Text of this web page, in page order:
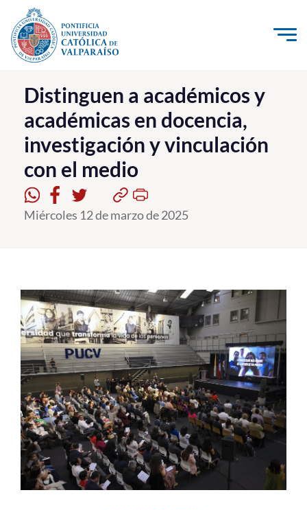
Click acá para ir directamente al contenido
La Universidad
Investigación, Creación e Innovación
PUCV Internacional
Vinculación con el Medio
Admisión
Formación Continua
Estudiantes
Académicos
Funcionarios
Alumni
English
Distinguen a académicos y
académicas en docencia,
investigación y vinculación
con el medio
Miércoles 12 de marzo de 2025